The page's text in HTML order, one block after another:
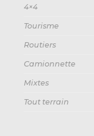
4×4
Tourisme
Routiers
Camionnette
Mixtes
Tout terrain